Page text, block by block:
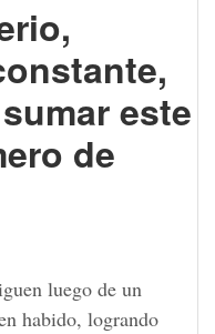
este
de
luego de un
habido, logrando